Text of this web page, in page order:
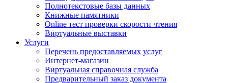
Полнотекстовые базы данных
Книжные памятники
Online тест проверки скорости чтения
Виртуальные выставки
Услуги
Перечень предоставляемых услуг
Интернет-магазин
Виртуальная справочная служба
Предварительный заказ документа